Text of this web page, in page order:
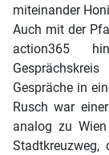
miteinander
Auch mit der
action365
Gespräche in
Rusch war
analog zu
Stadtkreuzweg,